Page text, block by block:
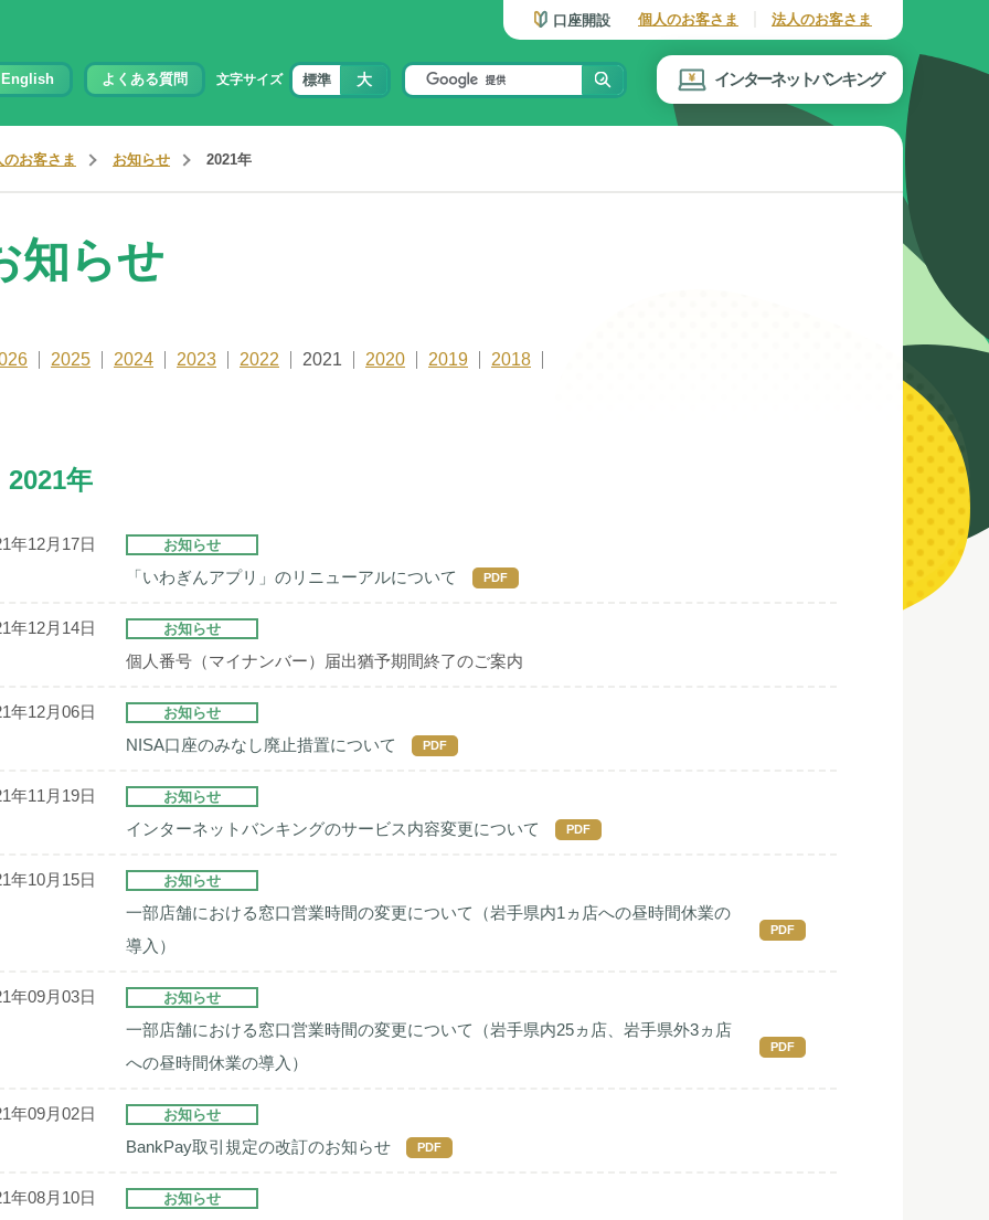
口座開設 個人のお客さま 法人のお客さま
English よくある質問 文字サイズ 標準 大 インターネットバンキング
のお客さま お知らせ 2021年
知らせ
2025 2024 2023 2022 2021 2020 2019 2018
2021年
年12月17日 お知らせ
「いわぎんアプリ」のリニューアルについて PDF
年12月14日 お知らせ
個人番号（マイナンバー）届出猶予期間終了のご案内
年12月06日 お知らせ
NISA口座のみなし廃止措置について PDF
年11月19日 お知らせ
インターネットバンキングのサービス内容変更について PDF
年10月15日 お知らせ
一部店舗における窓口営業時間の変更について（岩手県内1ヵ店への昼時間休業の
導入）
PDF
年09月03日 お知らせ
一部店舗における窓口営業時間の変更について（岩手県内25ヵ店、岩手県外3ヵ店
への昼時間休業の導入）
PDF
年09月02日 お知らせ
BankPay取引規定の改訂のお知らせ PDF
年08月10日 お知らせ